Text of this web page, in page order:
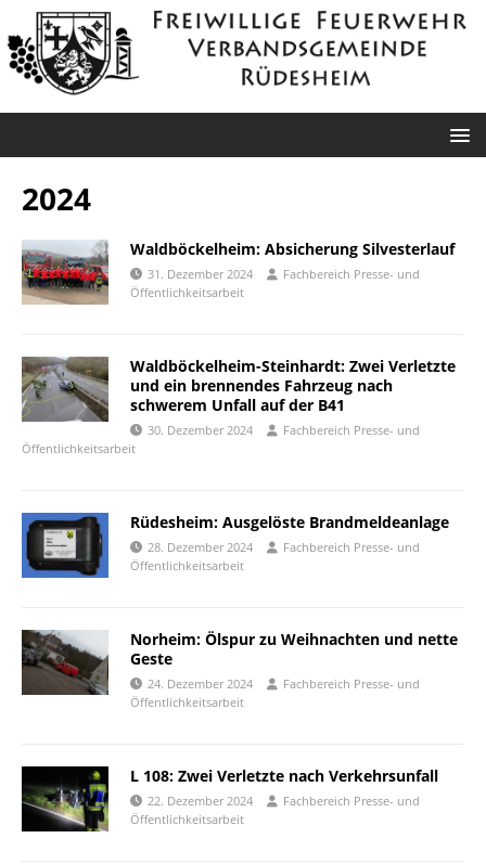
2024
Waldböckelheim: Absicherung Silvesterlauf
31. Dezember 2024
Fachbereich Presse- und
Öffentlichkeitsarbeit
Waldböckelheim-Steinhardt: Zwei Verletzte
und ein brennendes Fahrzeug nach
schwerem Unfall auf der B41
30. Dezember 2024
Fachbereich Presse- und
Öffentlichkeitsarbeit
Rüdesheim: Ausgelöste Brandmeldeanlage
28. Dezember 2024
Fachbereich Presse- und
Öffentlichkeitsarbeit
Norheim: Ölspur zu Weihnachten und nette
Geste
24. Dezember 2024
Fachbereich Presse- und
Öffentlichkeitsarbeit
L 108: Zwei Verletzte nach Verkehrsunfall
22. Dezember 2024
Fachbereich Presse- und
Öffentlichkeitsarbeit